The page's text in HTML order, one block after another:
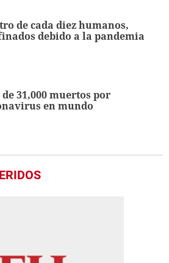
de cada diez humanos,
debido a la pandemia
de 31,000 muertos por
en mundo